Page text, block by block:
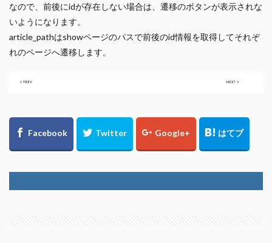
なので、前後にidが存在しない場合は、遷移のボタンが表示されな
いようになります。
article_pathはshowページのパスで前後のid情報を取得してそれぞ
れのページへ遷移します。